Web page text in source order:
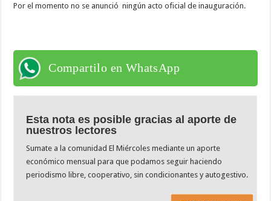
Por el momento no se anunció ningún acto oficial de inauguración.
Compartilo en WhatsApp
Esta nota es posible gracias al aporte de
nuestros lectores
Sumate a la comunidad El Miércoles mediante un aporte
económico mensual para que podamos seguir haciendo
periodismo libre, cooperativo, sin condicionantes y autogestivo.